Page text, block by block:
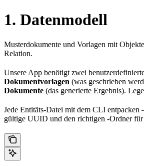
1. Datenmodell
Musterdokumente und Vorlagen mit
Relation.
Unsere App benötigt zwei
Dokumentvorlagen (was geschrieben
Dokumente (das generierte Ergebnis).
Jede Entitäts-Datei mit dem CLI entpacken
gültige UUID und den richtigen -Ordner für